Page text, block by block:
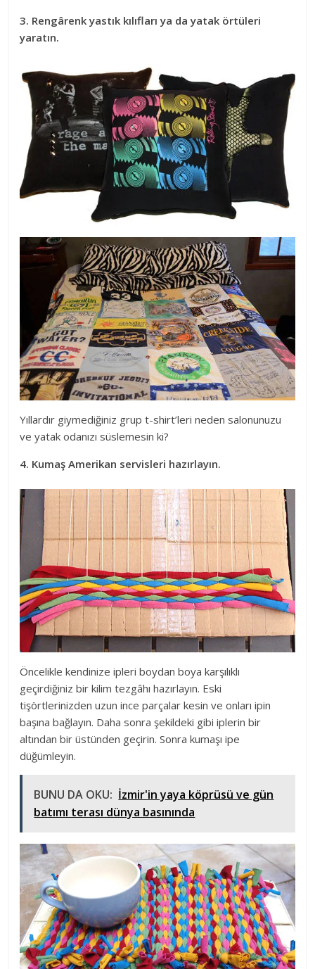
3. Rengârenk yastık kılıfları ya da yatak örtüleri
yaratın.
Yıllardır giymediğiniz grup t-shirt’leri neden salonunuzu
ve yatak odanızı süslemesin ki?
4. Kumaş Amerikan servisleri hazırlayın.
Öncelikle kendinize ipleri boydan boya karşılıklı
geçirdiğiniz bir kilim tezgâhı hazırlayın. Eski
tişörtlerinizden uzun ince parçalar kesin ve onları ipin
başına bağlayın. Daha sonra şekildeki gibi iplerin bir
altından bir üstünden geçirin. Sonra kumaşı ipe
düğümleyin.
BUNU DA OKU: İzmir'in yaya köprüsü ve gün
batımı terası dünya basınında